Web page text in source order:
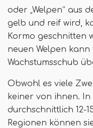
oder „Welpen“ aus
gelb und reif wird,
Kormo geschnitten
neuen Welpen
Wachstumsschub
Obwohl es viele
keiner von ihnen.
durchschnittlich 12-
Regionen können